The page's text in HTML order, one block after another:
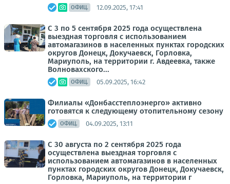
ОФИЦ. 12.09.2025, 17:41
С 3 по 5 сентября 2025 года осуществлена
выездная торговля с использованием
автомагазинов в населенных пунктах городских
округов Донецк, Докучаевск, Горловка,
Мариуполь, на территории г. Авдеевка, также
Волновахского...
ОФИЦ. 05.09.2025, 16:42
Филиалы «Донбасстеплоэнерго» активно
готовятся к следующему отопительному сезону
ОФИЦ. 04.09.2025, 13:11
С 30 августа по 2 сентября 2025 года
осуществлена выездная торговля с
использованием автомагазинов в населенных
пунктах городских округов Донецк, Докучаевск,
Горловка, Мариуполь, на территории г